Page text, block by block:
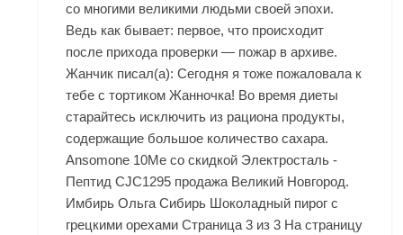
со многими великими людьми своей эпохи.
Ведь как бывает: первое, что происходит
после прихода проверки — пожар в архиве.
Жанчик писал(а): Сегодня я тоже пожаловала к
тебе с тортиком Жанночка! Во время диеты
старайтесь исключить из рациона продукты,
содержащие большое количество сахара.
Ansomone 10Me со скидкой Электросталь -
Пептид CJC1295 продажа Великий Новгород.
Имбирь Ольга Сибирь Шоколадный пирог с
грецкими орехами Страница 3 из 3 На страницу